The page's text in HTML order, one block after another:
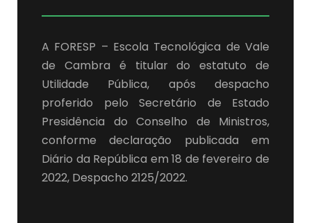
A FORESP – Escola Tecnológica de Vale
de Cambra é titular do estatuto de
Utilidade Pública, após despacho
proferido pelo Secretário de Estado
Presidência do Conselho de Ministros,
conforme declaração publicada em
Diário da República em 18 de fevereiro de
2022, Despacho 2125/2022.